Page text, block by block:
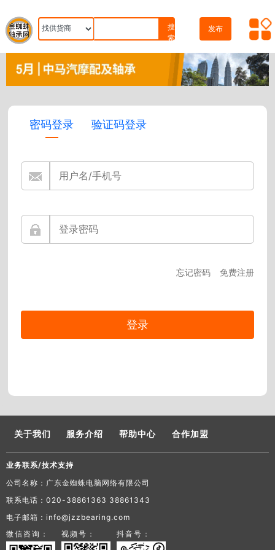
搜
索
发布
密码登录 验证码登录
忘记密码 免费注册
关于我们 服务介绍 帮助中心 合作加盟
业务联系/技术支持
公司名称：广东金蜘蛛电脑网络有限公司
联系电话：020-38861363 38861343
电子邮箱：info@jzzbearing.com
微信咨询：
视频号： 抖音号：